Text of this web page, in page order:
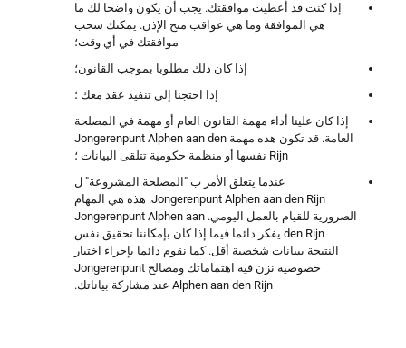
إذا كنت قد أعطيت موافقتك. يجب أن يكون واضحا لك ما
هي الموافقة وما هي عواقب منح الإذن. يمكنك سحب
موافقتك في أي وقت؛
إذا كان ذلك مطلوبا بموجب القانون؛
إذا احتجنا إلى تنفيذ عقد معك ؛
إذا كان علينا أداء مهمة القانون العام أو مهمة في المصلحة
العامة. قد تكون هذه مهمة Jongerenpunt Alphen aan den
Rijn نفسها أو منظمة حكومية تتلقى البيانات ؛
عندما يتعلق الأمر ب "المصلحة المشروعة" ل
Jongerenpunt Alphen aan den Rijn. هذه هي المهام
الضرورية للقيام بالعمل اليومي. Jongerenpunt Alphen aan
den Rijn يفكر دائما فيما إذا كان بإمكاننا تحقيق نفس
النتيجة ببيانات شخصية أقل. كما نقوم دائما بإجراء اختبار
خصوصية نزن فيه اهتماماتك ومصالح Jongerenpunt
Alphen aan den Rijn عند مشاركة بياناتك.